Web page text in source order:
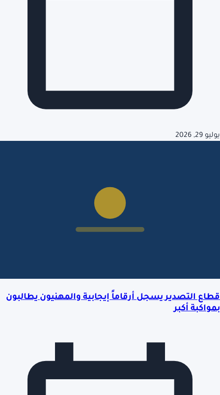
يوليو 29, 2026
قطاع التصدير يسجل أرقاماً إيجابية والمهنيون يطالبون
بمواكبة أكبر